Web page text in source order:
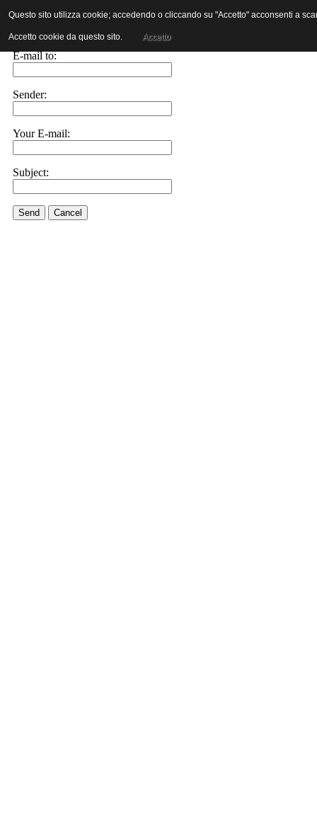
E-mail this link to a friend.
E-mail to:
Sender:
Your E-mail:
Subject:
Send Cancel
Questo sito utilizza cookie; accedendo o cliccando su "Accetto" acconsenti a
Accetto cookie da questo sito. Accetto